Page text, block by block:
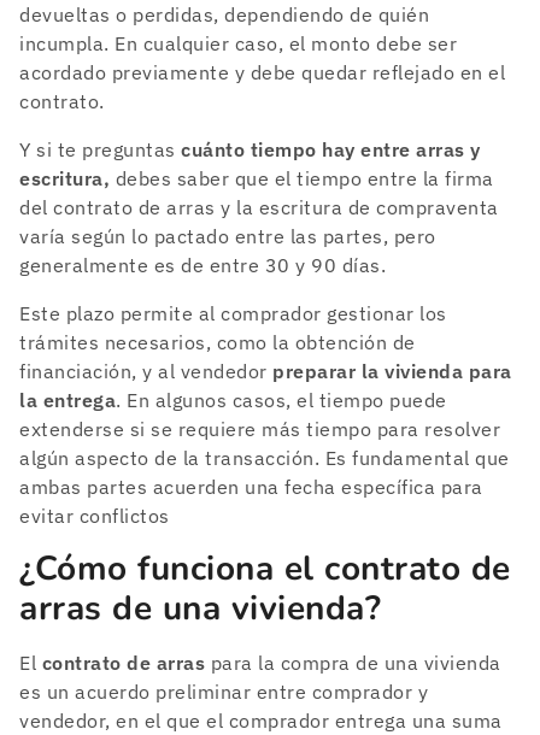
devueltas o perdidas, dependiendo de quién
incumpla. En cualquier caso, el monto debe ser
acordado previamente y debe quedar reflejado en el
contrato.
Y si te preguntas cuánto tiempo hay entre arras y
escritura, debes saber que el tiempo entre la firma
del contrato de arras y la escritura de compraventa
varía según lo pactado entre las partes, pero
generalmente es de entre 30 y 90 días.
Este plazo permite al comprador gestionar los
trámites necesarios, como la obtención de
financiación, y al vendedor preparar la vivienda para
la entrega. En algunos casos, el tiempo puede
extenderse si se requiere más tiempo para resolver
algún aspecto de la transacción. Es fundamental que
ambas partes acuerden una fecha específica para
evitar conflictos
¿Cómo funciona el contrato de
arras de una vivienda?
El contrato de arras para la compra de una vivienda
es un acuerdo preliminar entre comprador y
vendedor, en el que el comprador entrega una suma